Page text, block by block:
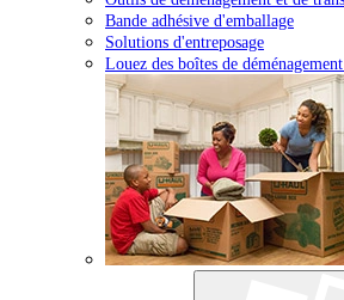
Bande adhésive d'emballage
Solutions d'entreposage
Louez des boîtes de